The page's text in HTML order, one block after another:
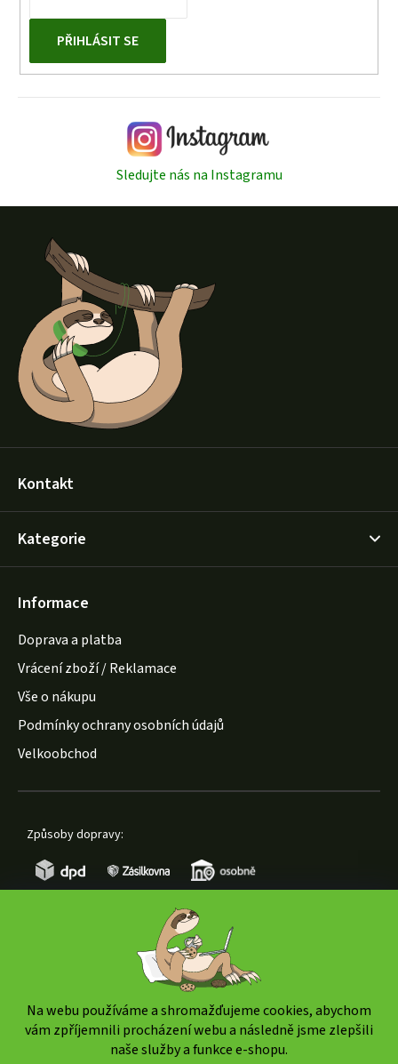
Na webu používáme a shromažďujeme cookies, abychom
vám zpříjemnili procházení webu a následně jsme zlepšili
naše služby a funkce e-shopu.
PŘIHLÁSIT SE
Sledujte nás na Instagramu
Kontakt
Kategorie
Informace
Doprava a platba
Vrácení zboží / Reklamace
Vše o nákupu
Podmínky ochrany osobních údajů
Velkoobchod
Způsoby dopravy: